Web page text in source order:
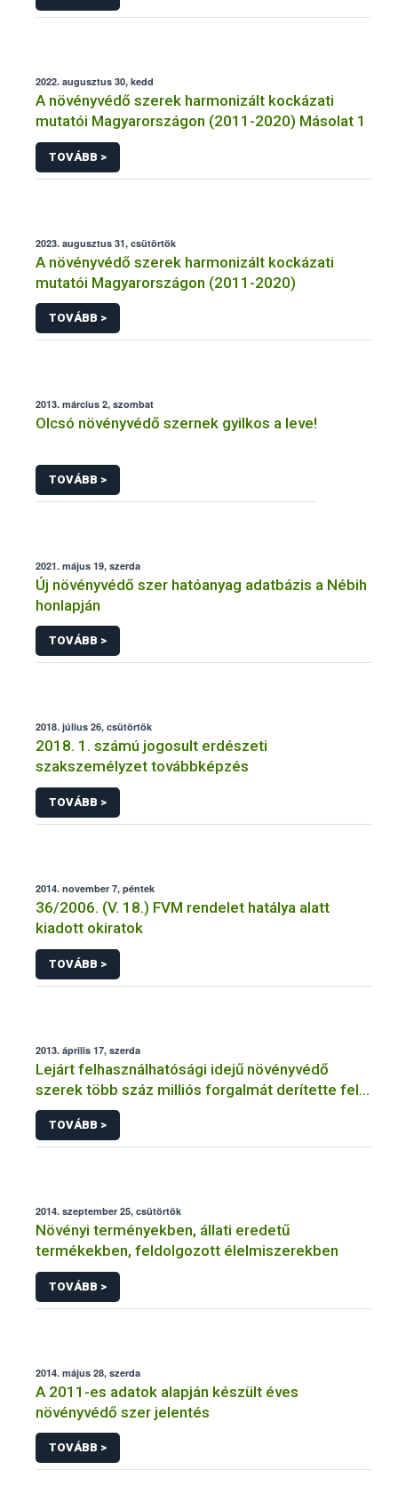
2022. augusztus 30, kedd
A növényvédő szerek harmonizált kockázati
mutatói Magyarországon (2011-2020) Másolat 1
TOVÁBB >
2023. augusztus 31, csütörtök
A növényvédő szerek harmonizált kockázati
mutatói Magyarországon (2011-2020)
TOVÁBB >
2013. március 2, szombat
Olcsó növényvédő szernek gyilkos a leve!
TOVÁBB >
2021. május 19, szerda
Új növényvédő szer hatóanyag adatbázis a Nébih
honlapján
TOVÁBB >
2018. július 26, csütörtök
2018. 1. számú jogosult erdészeti
szakszemélyzet továbbképzés
TOVÁBB >
2014. november 7, péntek
36/2006. (V. 18.) FVM rendelet hatálya alatt
kiadott okiratok
TOVÁBB >
2013. április 17, szerda
Lejárt felhasználhatósági idejű növényvédő
szerek több száz milliós forgalmát derítette fel a
NÉBIH
TOVÁBB >
2014. szeptember 25, csütörtök
Növényi terményekben, állati eredetű
termékekben, feldolgozott élelmiszerekben
TOVÁBB >
2014. május 28, szerda
A 2011-es adatok alapján készült éves
növényvédő szer jelentés
TOVÁBB >